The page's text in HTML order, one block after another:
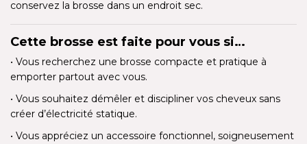
conservez la brosse dans un endroit sec.
Cette brosse est faite pour vous si…
• Vous recherchez une brosse compacte et pratique à
emporter partout avec vous.
• Vous souhaitez démêler et discipliner vos cheveux sans
créer d’électricité statique.
• Vous appréciez un accessoire fonctionnel, soigneusement